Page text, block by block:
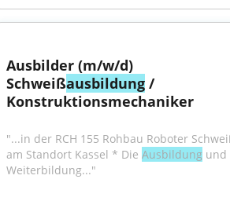
Ausbilder (m/w/d)
Schweißausbildung /
Konstruktionsmechaniker
"...in der RCH 155 Rohbau Roboter
am Standort Kassel * Die Ausbildung und
Weiterbildung..."